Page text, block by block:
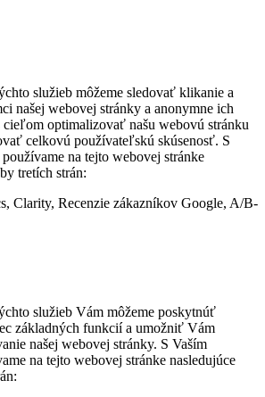
služieb môžeme sledovať klikanie a
našej webovej stránky a anonymne ich
optimalizovať našu webovú stránku
celkovú používateľskú skúsenosť. S
na tejto webovej stránke
tretích strán:
Clarity, Recenzie zákazníkov Google, A/B-
služieb Vám môžeme poskytnúť
základných funkcií a umožniť Vám
našej webovej stránky. S Vaším
na tejto webovej stránke nasledujúce